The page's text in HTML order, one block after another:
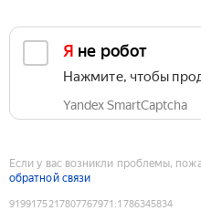
Я не робот
Нажмите, чтобы
Yandex SmartCaptcha
Если у вас возникли проблемы,
обратной связи
9199175217807767971 :1786345834